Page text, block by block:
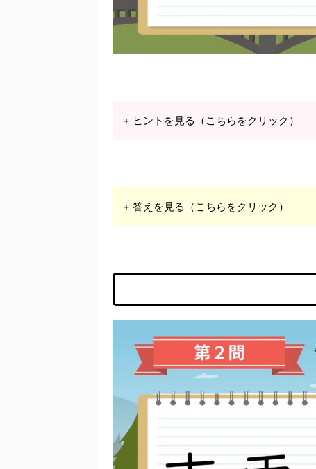
+ ヒントを見る（こちらをクリック）
+ 答えを見る（こちらをクリック）